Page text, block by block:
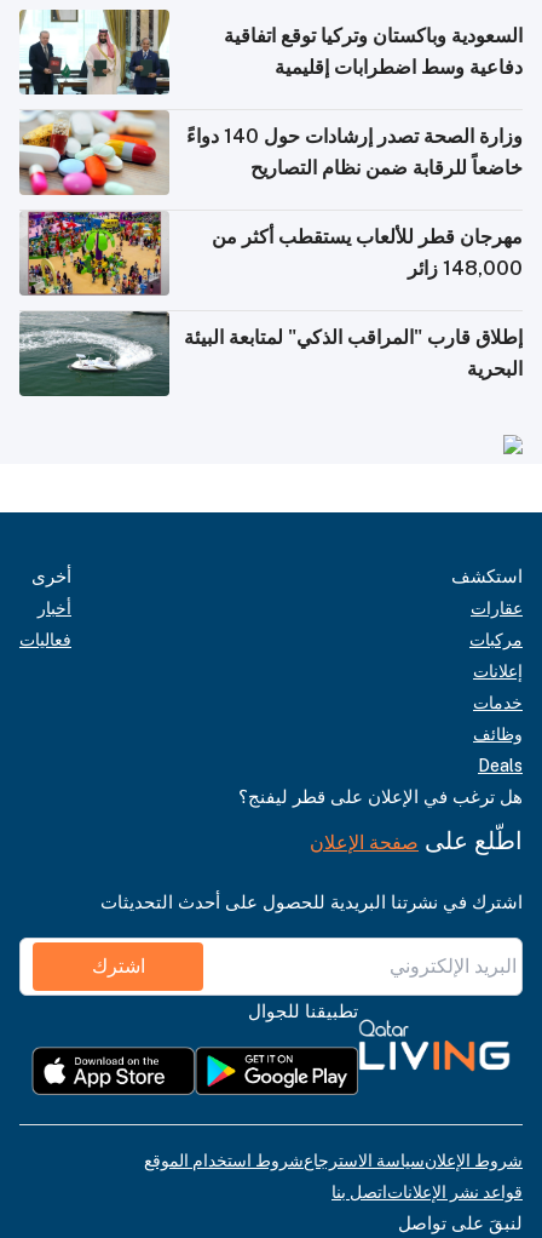
السعودية وباكستان وتركيا توقع اتفاقية
دفاعية وسط اضطرابات إقليمية
وزارة الصحة تصدر إرشادات حول 140 دواءً
خاضعاً للرقابة ضمن نظام التصاريح
مهرجان قطر للألعاب يستقطب أكثر من
148,000 زائر
إطلاق قارب "المراقب الذكي" لمتابعة البيئة
البحرية
استكشف
عقارات
مركبات
إعلانات
خدمات
وظائف
Deals
أخرى
أخبار
فعاليات
هل ترغب في الإعلان على قطر ليفنج؟
اطّلع على صفحة الإعلان
اشترك في نشرتنا البريدية للحصول على أحدث التحديثات
اشترك
تطبيقنا للجوال
شروط الإعلانسياسة الاسترجاعشروط استخدام الموقع
قواعد نشر الإعلاناتاتصل بنا
لنبقَ على تواصل